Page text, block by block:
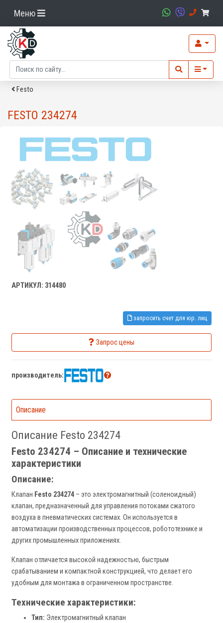
Меню
Festo
FESTO 234274
АРТИКУЛ: 314480
запросить счет для юр. лиц
Запрос цены
производитель:
Описание
Описание Festo 234274
Festo 234274 – Описание и технические
характеристики
Описание:
Клапан Festo 234274 – это электромагнитный (соленоидный)
клапан, предназначенный для управления потоками сжатого
воздуха в пневматических системах. Он используется в
автоматизации производственных процессов, робототехнике и
других промышленных приложениях.
Клапан отличается высокой надежностью, быстрым
срабатыванием и компактной конструкцией, что делает его
удобным для монтажа в ограниченном пространстве.
Технические характеристики:
Тип: Электромагнитный клапан